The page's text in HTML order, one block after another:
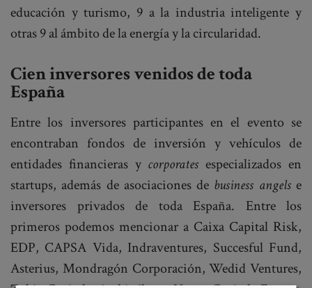
educación y turismo, 9 a la industria inteligente y
otras 9 al ámbito de la energía y la circularidad.
Cien inversores venidos de toda
España
Entre los inversores participantes en el evento se
encontraban fondos de inversión y vehículos de
entidades financieras y corporates especializados en
startups, además de asociaciones de business angelse
inversores privados de toda España. Entre los
primeros podemos mencionar a Caixa Capital Risk,
EDP, CAPSA Vida, Indraventures, Succesful Fund,
Asterius, Mondragón Corporación, Wedid Ventures,